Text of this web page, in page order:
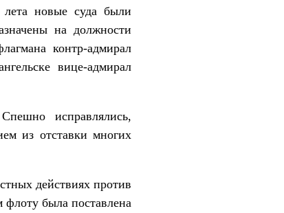
новые суда были
на должности
контр-адмирал
вице-адмирал
исправлялись,
из отставки многих
действиях против
была поставлена